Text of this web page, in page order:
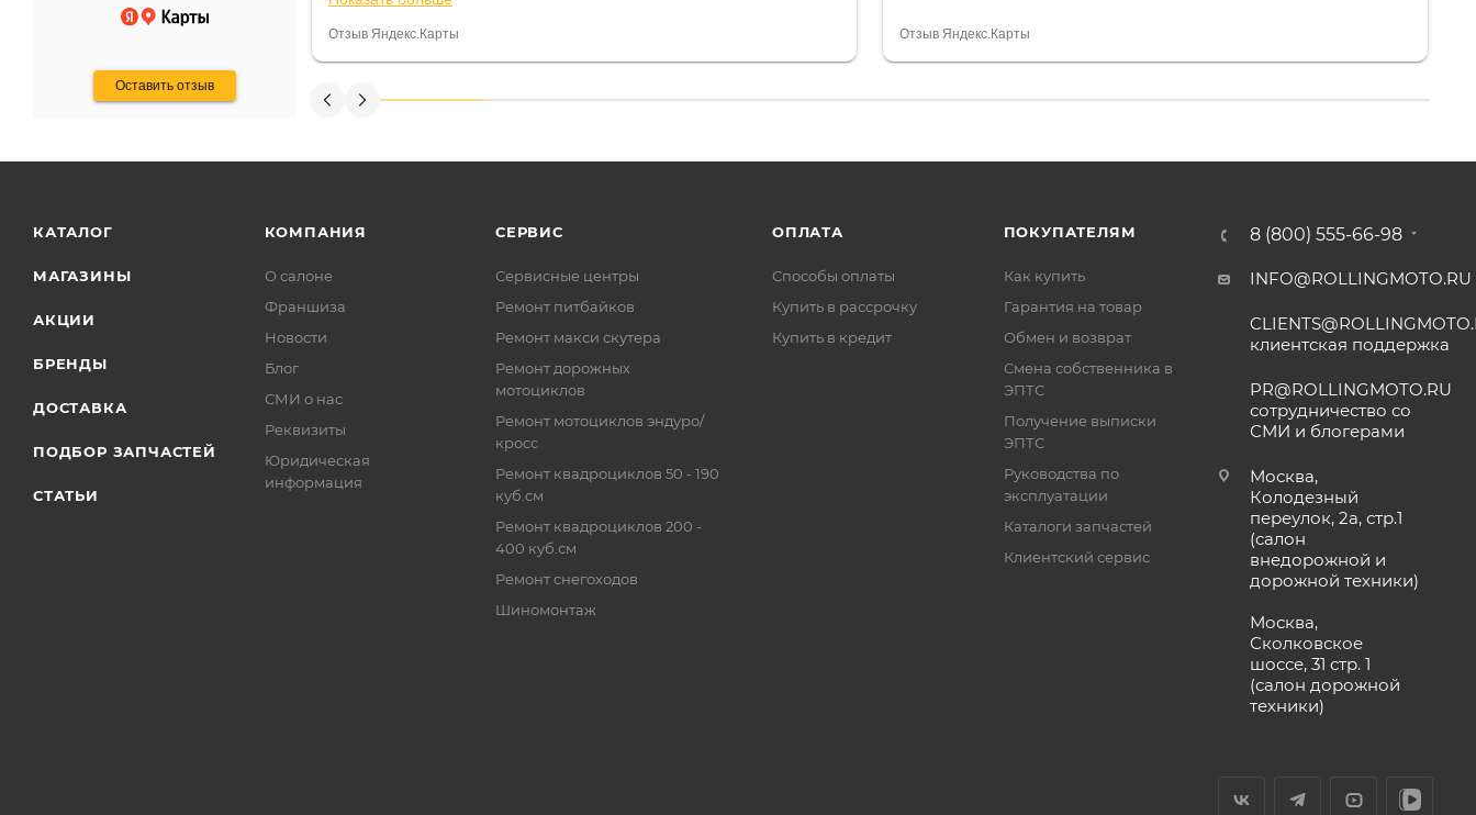
Оставить отзыв
постоянно были на связи и в итоге проблема была решена.
Считаю, что это говорит о небезразличии к клиенту после
Отзыв Яндекс.Карты
огромное спасибо Дмитрию, за клиентоориентированность и
Отзыв Яндекс.Карты
КАТАЛОГ
МАГАЗИНЫ
АКЦИИ
БРЕНДЫ
ДОСТАВКА
ПОДБОР ЗАПЧАСТЕЙ
СТАТЬИ
КОМПАНИЯ
О салоне
Франшиза
Новости
Блог
СМИ о нас
Реквизиты
Юридическая
информация
СЕРВИС
Сервисные центры
Ремонт питбайков
Ремонт макси скутера
Ремонт дорожных
мотоциклов
Ремонт мотоциклов эндуро/
кросс
Ремонт квадроциклов 50 - 190
куб.см
Ремонт квадроциклов 200 -
400 куб.см
Ремонт снегоходов
Шиномонтаж
ОПЛАТА
Способы оплаты
Купить в рассрочку
Купить в кредит
ПОКУПАТЕЛЯМ
Как купить
Гарантия на товар
Обмен и возврат
Смена собственника в
ЭПТС
Получение выписки
ЭПТС
Руководства по
эксплуатации
Каталоги запчастей
Клиентский сервис
8 (800) 555-66-98
INFO@ROLLINGMOTO.RU
клиентская поддержка
PR@ROLLINGMOTO.RU
сотрудничество со
СМИ и блогерами
Москва,
Колодезный
переулок, 2а, стр.1
(салон
внедорожной и
дорожной техники)
Москва,
Сколковское
шоссе, 31 стр. 1
(салон дорожной
техники)